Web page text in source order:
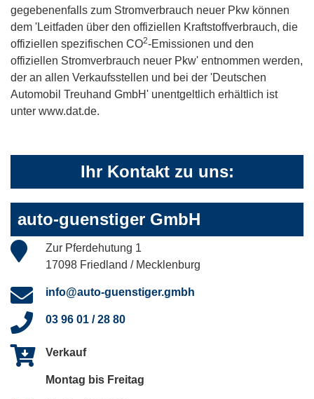
gegebenenfalls zum Stromverbrauch neuer Pkw können
dem 'Leitfaden über den offiziellen Kraftstoffverbrauch, die
offiziellen spezifischen CO2-Emissionen und den
offiziellen Stromverbrauch neuer Pkw' entnommen werden,
der an allen Verkaufsstellen und bei der 'Deutschen
Automobil Treuhand GmbH' unentgeltlich erhältlich ist
unter www.dat.de.
Ihr Kontakt zu uns:
auto-guenstiger GmbH
Zur Pferdehutung 1
17098 Friedland / Mecklenburg
info@auto-guenstiger.gmbh
03 96 01 / 28 80
Verkauf
Montag bis Freitag